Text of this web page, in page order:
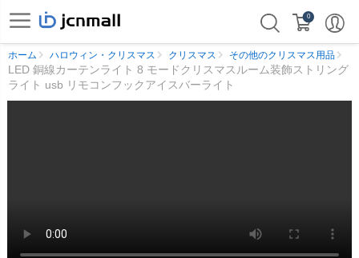
0
ホーム ハロウィン・クリスマス クリスマス その他のクリスマス用品
LED 銅線カーテンライト 8 モードクリスマスルーム装飾ストリング
ライト usb リモコンフックアイスバーライト